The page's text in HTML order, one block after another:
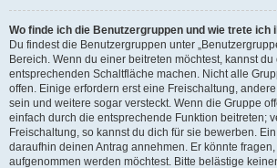
Wo finde ich die Benutzergruppen und wie trete ich
Du findest die Benutzergruppen unter
Bereich. Wenn du einer beitreten möchtest, kannst du
entsprechenden Schaltfläche machen. Nicht alle
offen. Einige erfordern erst eine Freischaltung,
sein und weitere sogar versteckt. Wenn die Gruppe
einfach durch die entsprechende Funktion beitreten;
Freischaltung, so kannst du dich für sie bewerben.
daraufhin deinen Antrag annehmen. Er könnte
aufgenommen werden möchtest. Bitte belästige